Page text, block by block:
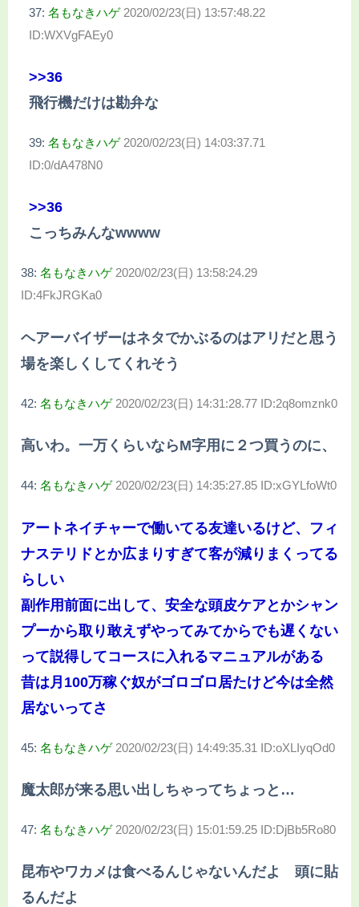
37: 名もなきハゲ 2020/02/23(日) 13:57:48.22
ID:WXVgFAEy0
>>36
飛行機だけは勘弁な
39: 名もなきハゲ 2020/02/23(日) 14:03:37.71
ID:0/dA478N0
>>36
こっちみんなwwww
38: 名もなきハゲ 2020/02/23(日) 13:58:24.29
ID:4FkJRGKa0
ヘアーバイザーはネタでかぶるのはアリだと思う
場を楽しくしてくれそう
42: 名もなきハゲ 2020/02/23(日) 14:31:28.77 ID:2q8omznk0
高いわ。一万くらいならM字用に２つ買うのに、
44: 名もなきハゲ 2020/02/23(日) 14:35:27.85 ID:xGYLfoWt0
アートネイチャーで働いてる友達いるけど、フィ
ナステリドとか広まりすぎて客が減りまくってる
らしい
副作用前面に出して、安全な頭皮ケアとかシャン
プーから取り敢えずやってみてからでも遅くない
って説得してコースに入れるマニュアルがある
昔は月100万稼ぐ奴がゴロゴロ居たけど今は全然
居ないってさ
45: 名もなきハゲ 2020/02/23(日) 14:49:35.31 ID:oXLIyqOd0
魔太郎が来る思い出しちゃってちょっと…
47: 名もなきハゲ 2020/02/23(日) 15:01:59.25 ID:DjBb5Ro80
昆布やワカメは食べるんじゃないんだよ 頭に貼
るんだよ